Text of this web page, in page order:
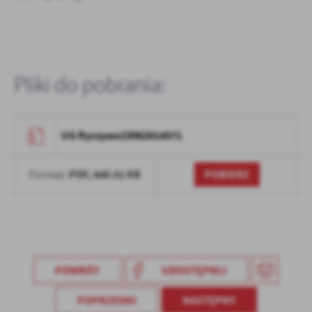
Pliki do pobrania:
UG Ryczywo23062614571
Format: PDF, 640.51 KB POBIERZ
POWRÓT UDOSTĘPNIJ
POPRZEDNI NASTĘPNY